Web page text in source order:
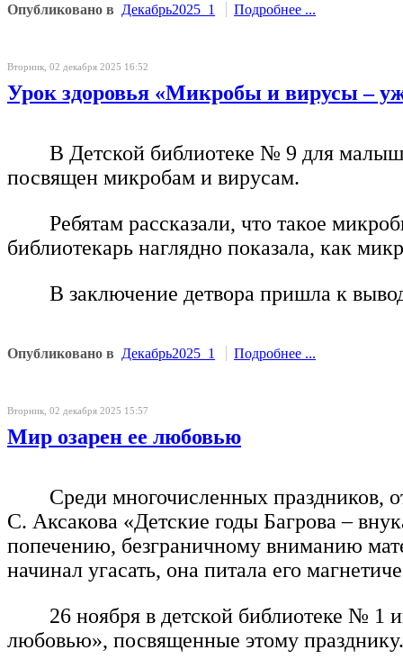
Опубликовано в Декабрь2025_1 Подробнее ...
Вторник, 02 декабря 2025 16:52
Урок здоровья «Микробы и вирусы –
В Детской библиотеке № 9 для
посвящен микробам и вирусам.
Ребятам рассказали, что такое
библиотекарь наглядно показала, как
В заключение детвора пришла к
Опубликовано в Декабрь2025_1 Подробнее ...
Вторник, 02 декабря 2025 15:57
Мир озарен ее любовью
Среди многочисленных праздников,
С. Аксакова «Детские годы Багрова –
попечению, безграничному вниманию
начинал угасать, она питала его
26 ноября в детской библиотеке №
любовью», посвященные этому празднику.